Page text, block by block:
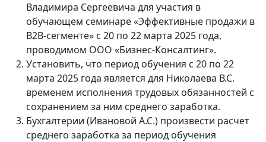
Владимира Сергеевича для участия в
обучающем семинаре «Эффективные продажи в
B2B-сегменте» с 20 по 22 марта 2025 года,
проводимом ООО «Бизнес-Консалтинг».
Установить, что период обучения с 20 по 22
марта 2025 года является для Николаева В.С.
временем исполнения трудовых обязанностей с
сохранением за ним среднего заработка.
Бухгалтерии (Ивановой А.С.) произвести расчет
среднего заработка за период обучения